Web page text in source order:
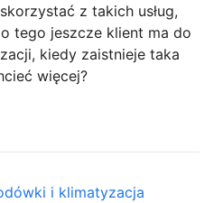
z takich usług,
tego jeszcze klient ma do
kiedy zaistnieje taka
więcej?
i klimatyzacja